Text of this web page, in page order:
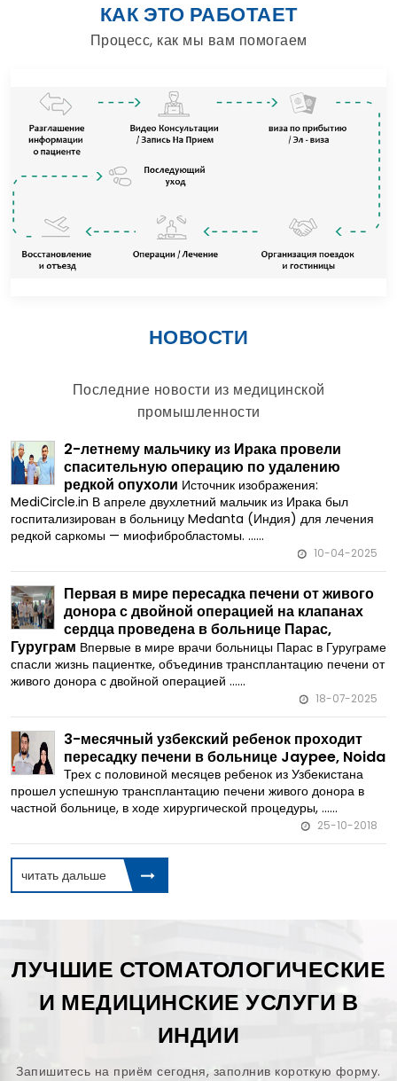
КАК ЭТО РАБОТАЕТ
Процесс, как мы вам помогаем
НОВОСТИ
Последние новости из медицинской
промышленности
2-летнему мальчику из Ирака провели
спасительную операцию по удалению
редкой опухоли Источник изображения:
MediCircle.in В апреле двухлетний мальчик из Ирака был
госпитализирован в больницу Medanta (Индия) для лечения
редкой саркомы — миофибробластомы. ......
10-04-2025
Первая в мире пересадка печени от живого
донора с двойной операцией на клапанах
сердца проведена в больнице Парас,
Гуруграм Впервые в мире врачи больницы Парас в Гуруграме
спасли жизнь пациентке, объединив трансплантацию печени от
живого донора с двойной операцией ......
18-07-2025
3-месячный узбекский ребенок проходит
пересадку печени в больнице Jaypee, Noida
Трех с половиной месяцев ребенок из Узбекистана
прошел успешную трансплантацию печени живого донора в
частной больнице, в ходе хирургической процедуры, ......
25-10-2018
читать дальше
ЛУЧШИЕ СТОМАТОЛОГИЧЕСКИЕ
И МЕДИЦИНСКИЕ УСЛУГИ В
ИНДИИ
Запишитесь на приём сегодня, заполнив короткую форму.